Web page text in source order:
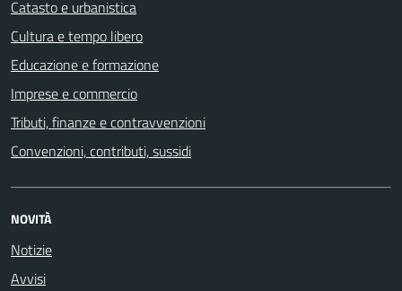
Catasto e urbanistica
Cultura e tempo libero
Educazione e formazione
Imprese e commercio
Tributi, finanze e contravvenzioni
Convenzioni, contributi, sussidi
NOVITÀ
Notizie
Avvisi